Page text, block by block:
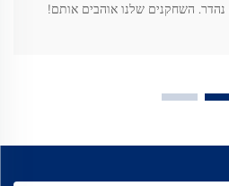
נהדר. השחקנים שלנו אוהבים אותם!